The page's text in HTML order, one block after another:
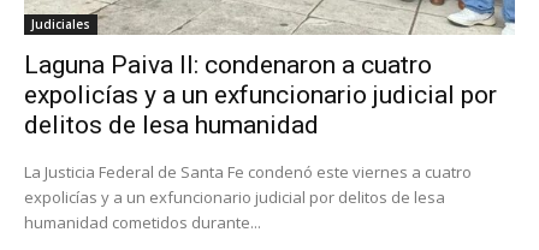
Judiciales
Laguna Paiva II: condenaron a cuatro
expolicías y a un exfuncionario judicial por
delitos de lesa humanidad
La Justicia Federal de Santa Fe condenó este viernes a cuatro
expolicías y a un exfuncionario judicial por delitos de lesa
humanidad cometidos durante...